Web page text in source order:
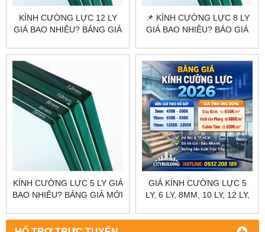
KÍNH CƯỜNG LỰC 12 LY
GIÁ BAO NHIÊU? BẢNG GIÁ
📌 KÍNH CƯỜNG LỰC 8 LY
GIÁ BAO NHIÊU? BÁO GIÁ
KÍNH CƯỜNG LỰC 5 LY GIÁ
BAO NHIÊU? BẢNG GIÁ MỚI
GIÁ KÍNH CƯỜNG LỰC 5
LY, 6 LY, 8MM, 10 LY, 12 LY,